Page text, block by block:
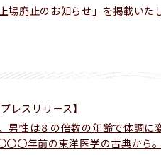
場廃止のお知らせ」を掲載いた
プレスリリース】
、男性は８の倍数の年齢で体調
〇年前の東洋医学の古典から